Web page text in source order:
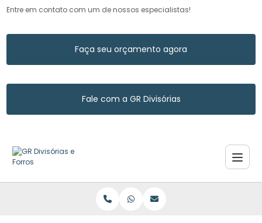
Entre em contato com um de nossos especialistas!
Faça seu orçamento agora
Fale com a GR Divisórias